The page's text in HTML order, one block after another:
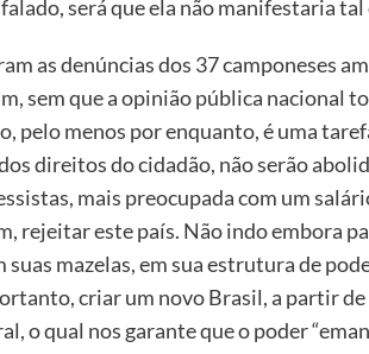
será que ela não manifestaria tal
as denúncias dos 37 camponeses
sem que a opinião pública nacional
pelo menos por enquanto, é uma
direitos do cidadão, não serão
mais preocupada com um
rejeitar este país. Não indo embora
mazelas, em sua estrutura de
criar um novo Brasil, a partir
o qual nos garante que o poder